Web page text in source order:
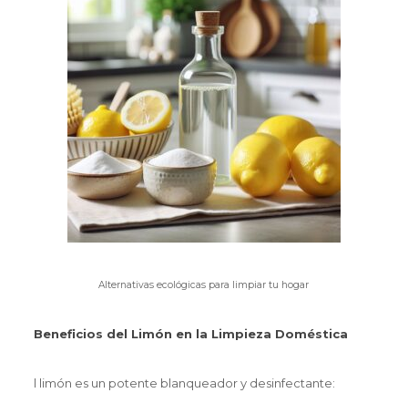
Alternativas ecológicas para limpiar tu hogar
Beneficios del Limón en la Limpieza Doméstica
l limón es un potente blanqueador y desinfectante: